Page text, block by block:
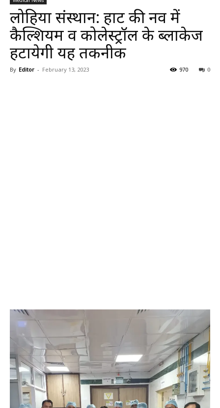
लोहिया संस्थान: हार्ट की नर्व में
कैल्शियम व कोलेस्ट्रॉल के ब्लाकेज
हटायेगी यह तकनीक
By Editor - February 13, 2023 0
970